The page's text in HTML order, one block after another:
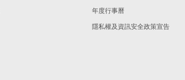
年度行事曆
隱私權及資訊安全政策宣告